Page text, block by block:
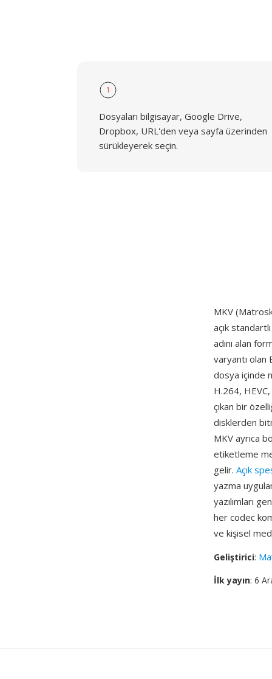
1
Dosyaları bilgisayar, Google Drive,
Dropbox, URL'den veya sayfa üzerinden
sürükleyerek seçin.
MKV
açık
adını alan
varyantı
dosya içinde
H.264,
çıkan bir
disklerden
MKV ayrıca
etiketleme
gelir. Açık
yazma
yazılımları
her codec
ve kişisel
Geliştirici:
İlk yayın: 6